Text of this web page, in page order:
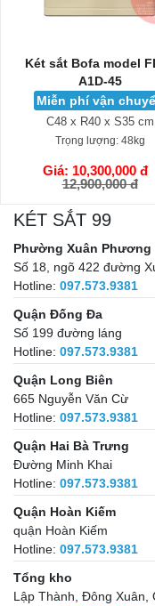
Két sắt Bofa model
A1D-80
Miễn phí vận
C80 x R51 x S44 cm
Trọng lượng:119kg
Giá: 17,000,000 đ
21,400,000 đ
GIỎ HÀNG
KÉT SẮT 99
Phường Xuân Phương
Số 18, ngõ 422 đường
Hotline: 097.573.9381
Quận Đống Đa
Số 199 đường láng
Hotline: 097.573.9381
Quận Long Biên
665 Nguyễn Văn Cừ
Hotline: 097.573.9381
Quận Hai Bà Trưng
Đường Minh Khai
Hotline: 097.573.9381
Quận Hoàn Kiếm
quận Hoàn Kiếm
Hotline: 097.573.9381
Tổng kho
Lập Thành, Đông Xuân,